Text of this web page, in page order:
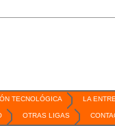
Mexico Mining Forum / 2
TECNOLÓGICA LA
OTRAS LIGAS